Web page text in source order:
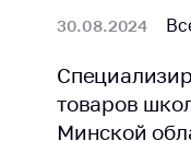
30.08.2024
товаров
Минской